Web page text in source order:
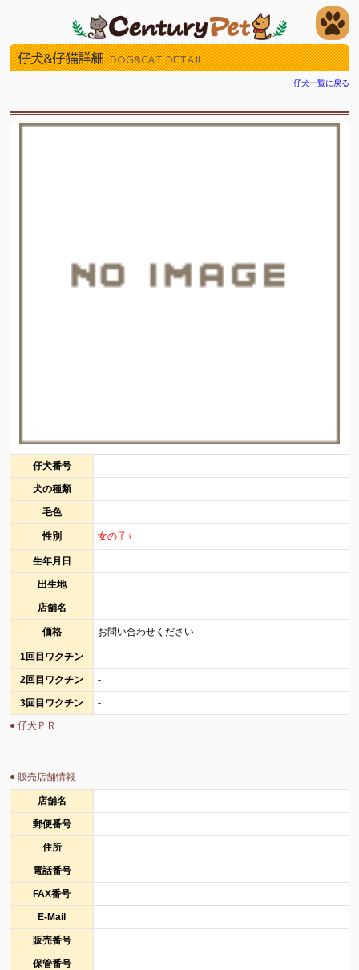
仔犬&仔猫詳細 DOG&CAT DETAIL
仔犬一覧に戻る
仔犬番号
犬の種類
毛色
性別 女の子♀
生年月日
出生地
店舗名
価格 お問い合わせください
1回目ワクチン -
2回目ワクチン -
3回目ワクチン
-
● 仔犬ＰＲ
● 販売店舗情報
店舗名
郵便番号
住所
電話番号
FAX番号
E-Mail
販売番号
保管番号